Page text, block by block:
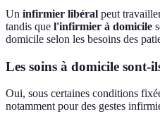
Un infirmier libéral peut
tandis que l'infirmier à domicile
domicile selon les besoins des
Les soins à domicile sont-
Oui, sous certaines conditions
notamment pour des gestes